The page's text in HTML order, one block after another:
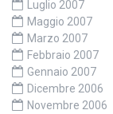
Luglio 2007
Maggio 2007
Marzo 2007
Febbraio 2007
Gennaio 2007
Dicembre 2006
Novembre 2006